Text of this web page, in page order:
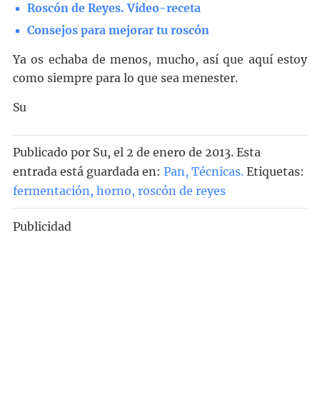
Roscón de Reyes. Vídeo-receta
Consejos para mejorar tu roscón
Ya os echaba de menos, mucho, así que aquí estoy
como siempre para lo que sea menester.
Su
Publicado por Su, el 2 de enero de 2013. Esta
entrada está guardada en: Pan , Técnicas. Etiquetas:
fermentación , horno, roscón de reyes
Publicidad